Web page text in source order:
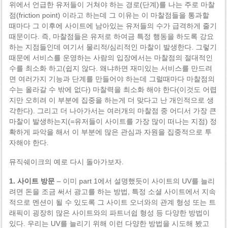
위에서 언급한 유저들이 거쳐야 하는 경로(단계)를 나는 주로 마찰
점(friction point) 이라고 하는데 그 이유는 이 마찰점들을 통과할
때마다 그 이후에 사이트에 남아있는 유저들의 수가 급격하게 줄기
때문이다. 즉, 마찰점들은 유저로 하여금 특정 행동을 하도록 강요
하는 지점들인데 여기서 물리적/심리적인 마찰이 발생한다. 그렇기
때문에 서비스를 운영하는 사람의 입장에서는 마찰점의 절대적인
수를 최소화 하고(쉽지 않다. 왜냐하면 재미있는 서비스를 만드려
면 여러가지 기능과 단계를 만들어야 하는데 그럴때마다 마찰점의
수는 올라갈 수 밖에 없다) 마찰력을 최소화 해야 한다(이것도 어렵
지만 오히려 이 부분에 집중을 하는게 더 맞다고 난 개인적으로 생
각한다). 그리고 더 나아가서는 여러개의 마찰점 중 어디서 가장 큰
마찰이 발생하는지(=유저들이 사이트를 가장 많이 떠나는 지점) 정
확하게 파악을 해서 이 부분에 많은 관심과 자원을 집중적으로 투
자해야 한다.
뮤직쉐이크의 예로 다시 돌아가보자.
1. 사이트 방문– 이미 part 1에서 설명했듯이 사이트의 UV를 늘리
려면 돈을 조금 써서 광고를 하는 방법, 특정 소셜 사이트에서 지속
적으로 멘션이 될 수 있도록 그 사이트 오너와의 관계 형성 또는 트
래픽이 굉장히 많은 사이트와의 파트너쉽 형성 등 다양한 방법이
있다. 우리는 UV를 늘리기 위해 이런 다양한 방법을 시도해 봤고